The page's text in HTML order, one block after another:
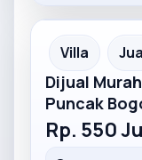
Partner Ad
Villa
Dijual
Puncak
Rp. 550